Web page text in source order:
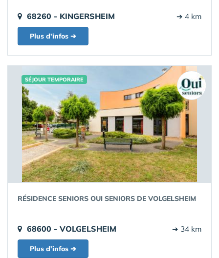
68260 - KINGERSHEIM ➔ 4 km
Plus d'infos ➔
SÉJOUR TEMPORAIRE
RÉSIDENCE SENIORS OUI SENIORS DE VOLGELSHEIM
68600 - VOLGELSHEIM ➔ 34 km
Plus d'infos ➔